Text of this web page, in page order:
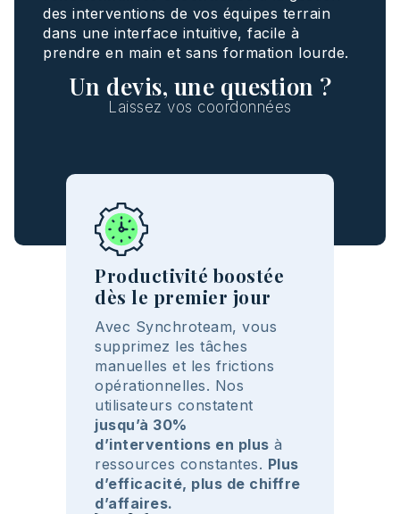
des interventions de vos équipes terrain
dans une interface intuitive, facile à
prendre en main et sans formation lourde.
Un devis, une question ?
Laissez vos coordonnées
Productivité boostée
dès le premier jour
Avec Synchroteam, vous
supprimez les tâches
manuelles et les frictions
opérationnelles. Nos
utilisateurs constatent
jusqu’à 30%
d’interventions en plus à
ressources constantes. Plus
d’efficacité, plus de chiffre
d’affaires.